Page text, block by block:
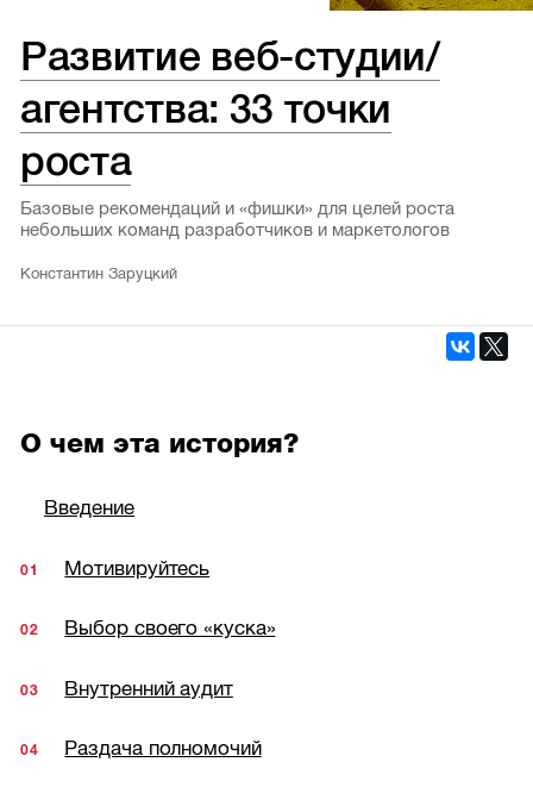
Развитие веб-студии/
агентства: 33 точки
роста
Базовые рекомендаций и «фишки» для целей роста
небольших команд разработчиков и маркетологов
Константин Заруцкий
О чем эта история?
Введение
Мотивируйтесь
Выбор своего «куска»
Внутренний аудит
Раздача полномочий